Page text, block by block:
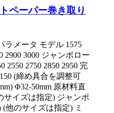
ペーパー巻き取り
ラメータ モデル 1575
2900 3000 ジャンボロー
2550 2750 2850 2950 完
(締め具合を調整可
Φ32-50mm 原材料直
サイズは指定) ジャンボ
(他のサイズは指定) ミ